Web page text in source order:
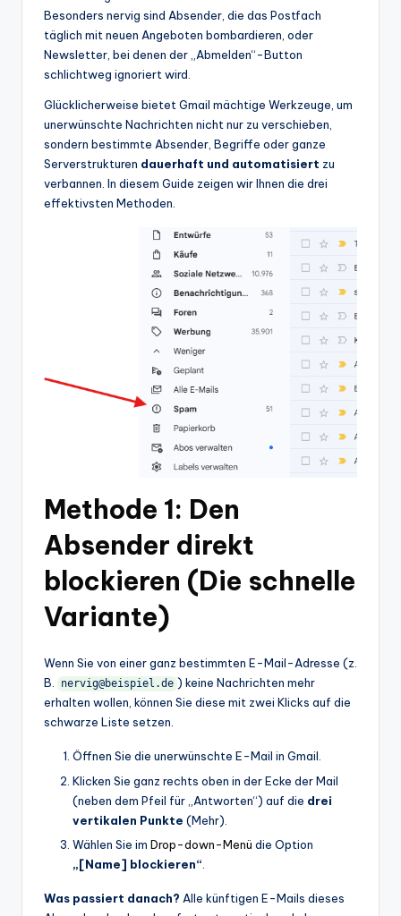
Besonders nervig sind Absender, die das Postfach
täglich mit neuen Angeboten bombardieren, oder
Newsletter, bei denen der „Abmelden“-Button
schlichtweg ignoriert wird.
Glücklicherweise bietet Gmail mächtige Werkzeuge, um
unerwünschte Nachrichten nicht nur zu verschieben,
sondern bestimmte Absender, Begriffe oder ganze
Serverstrukturen dauerhaft und automatisiert zu
verbannen. In diesem Guide zeigen wir Ihnen die drei
effektivsten Methoden.
Methode 1: Den
Absender direkt
blockieren (Die schnelle
Variante)
Wenn Sie von einer ganz bestimmten E-Mail-Adresse (z.
B.
nervig@beispiel.de ) keine Nachrichten mehr
erhalten wollen, können Sie diese mit zwei Klicks auf die
schwarze Liste setzen.
Öffnen Sie die unerwünschte E-Mail in Gmail.
Klicken Sie ganz rechts oben in der Ecke der Mail
(neben dem Pfeil für „Antworten“) auf die drei
vertikalen Punkte (Mehr).
Wählen Sie im Drop-down-Menü die Option
„[Name] blockieren“
Was passiert danach? Alle künftigen E-Mails dieses